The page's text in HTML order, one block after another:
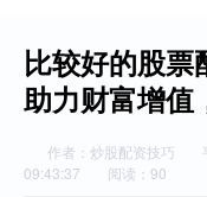
比较好的股票
助力财富增值
作者：炒股配资技巧
09:43:37
阅读：90